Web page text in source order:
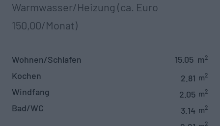
Warmwasser/Heizung (ca. Euro
150,00/Monat)‍
Wohnen/Schlafen
Kochen
Windfang
Bad/WC
15.05 m2
2.81 m2
2.05 m2
3.14 m2
2